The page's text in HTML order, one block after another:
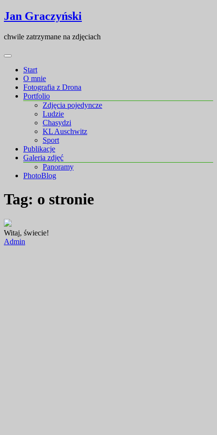
Skip
to
Skip
to
Jan Graczyński
chwile zatrzymane na zdjęciach
Start
O mnie
Fotografia z Drona
Portfolio
Zdjęcia pojedyncze
Ludzie
Chasydzi
KL Auschwitz
Sport
Publikacje
Galeria zdjęć
Panoramy
PhotoBlog
Tag: o stronie
Witaj, świecie!
Admin